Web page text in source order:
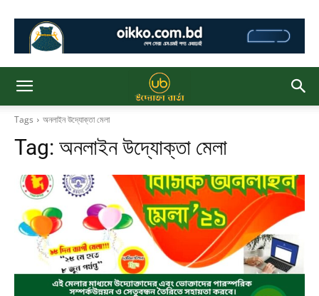
Tags অনলাইন উদ্যোক্তা মেলা
Tag: অনলাইন উদ্যোক্তা মেলা